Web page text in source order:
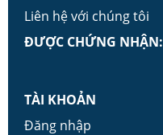
Liên hệ với chúng tôi
ĐƯỢC CHỨNG NHẬN:
TÀI KHOẢN
Đăng nhập